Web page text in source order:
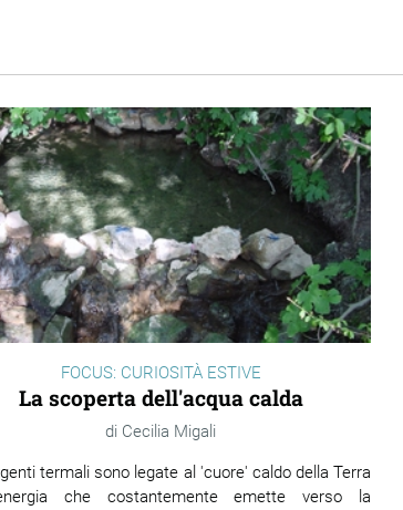
FOCUS: CURIOSITÀ ESTIVE
La scoperta dell'acqua calda
Cecilia Migali
termali sono legate al 'cuore' caldo della Terra
che costantemente emette verso la